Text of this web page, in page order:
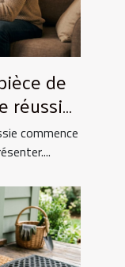
de
réussie
commence